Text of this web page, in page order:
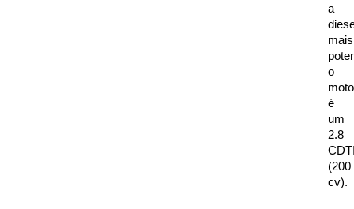
a
mais
o
é
um
2.8
(200
cv).